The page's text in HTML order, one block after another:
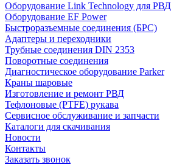
Оборудование Link Technology для РВД
Оборудование EF Power
Быстроразъемные соединения (БРС)
Адаптеры и переходники
Трубные соединения DIN 2353
Поворотные соединения
Диагностическое оборудование Parker
Краны шаровые
Изготовление и ремонт РВД
Тефлоновые (PTFE) рукава
Сервисное обслуживание и запчасти
Каталоги для скачивания
Новости
Контакты
Заказать звонок